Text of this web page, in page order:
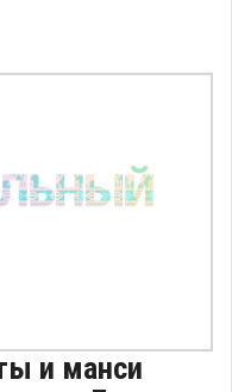
и манси